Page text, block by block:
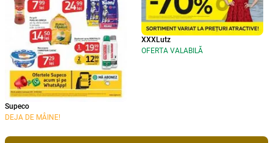
Supeco
DEJA DE MÂINE!
XXXLutz
OFERTA VALABILĂ